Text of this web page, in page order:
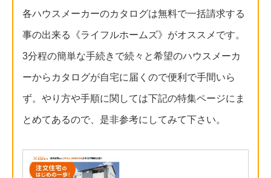
各ハウスメーカーのカタログは無料で一括請求する
事の出来る《ライフルホームズ》がオススメです。
3分程の簡単な手続きで続々と希望のハウスメーカ
ーからカタログが自宅に届くので便利で手間いら
ず。やり方や手順に関しては下記の特集ページにま
とめてあるので、是非参考にしてみて下さい。